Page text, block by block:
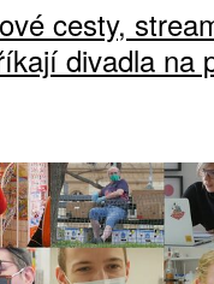
cesty,
divadla na